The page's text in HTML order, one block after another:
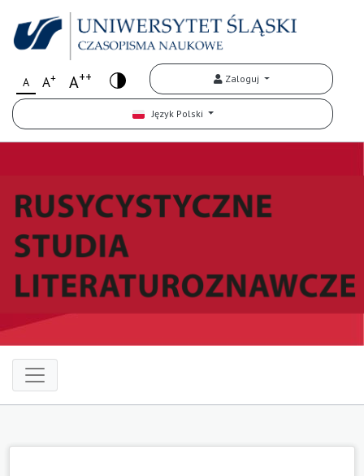
A A+ A++ Zaloguj
Język Polski